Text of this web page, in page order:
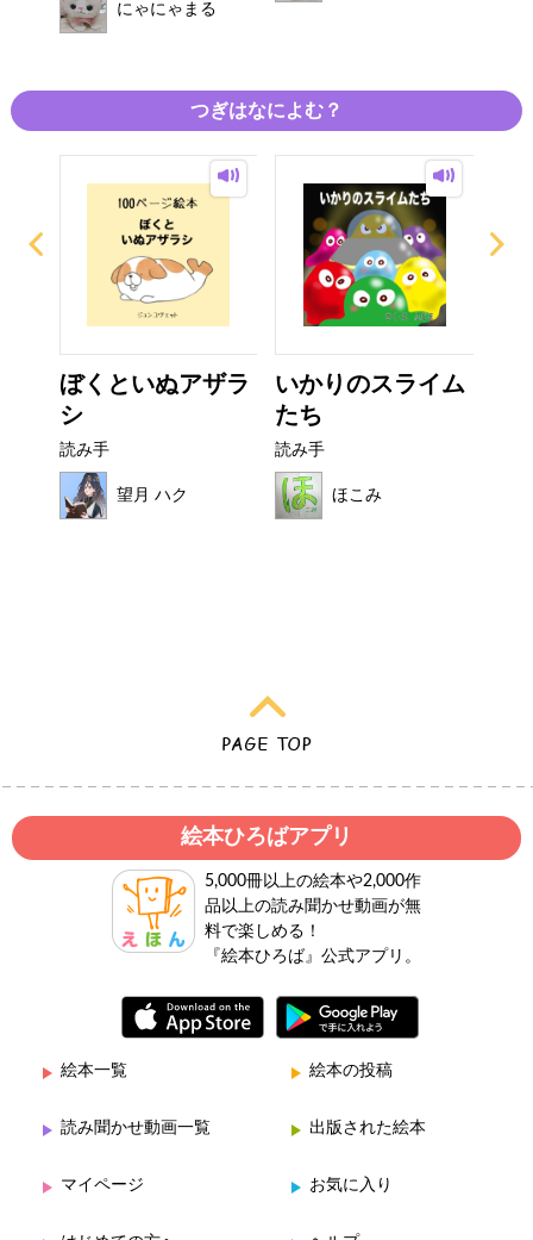
にゃにゃまる
つぎはなによむ？
ぼくといぬアザラ
シ
読み手
望月 ハク
いかりのスライム
たち
読み手
ほこみ
絵本ひろばアプリ
5,000冊以上の絵本や2,000作
品以上の読み聞かせ動画が無
料で楽しめる！
『絵本ひろば』公式アプリ。
絵本一覧 絵本の投稿
読み聞かせ動画一覧 出版された絵本
マイページ お気に入り